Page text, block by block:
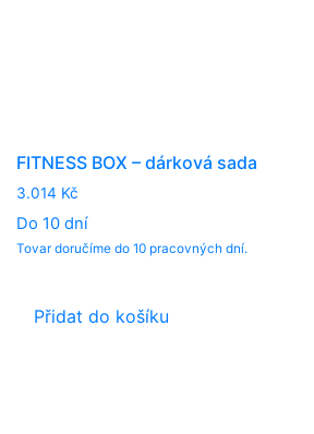
FITNESS BOX – dárková sada
3.014 Kč
Do 10 dní
Tovar doručíme do 10 pracovných dní.
Přidat do košíku